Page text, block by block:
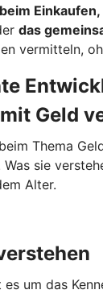
das
vermitteln,
Geld
Thema
sie
Alter.
um das